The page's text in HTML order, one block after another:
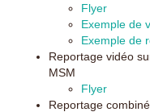
Flyer
Exemple de
Exemple de
Reportage vidéo
MSM
Flyer
Reportage